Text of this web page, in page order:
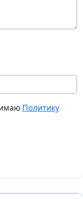
Политику